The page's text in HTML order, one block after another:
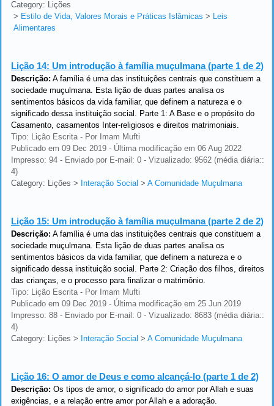
Category: Lições
> Estilo de Vida, Valores Morais e Práticas Islâmicas > Leis
Alimentares
Lição 14: Um introdução à família muçulmana (parte 1 de 2)
Descrição: A família é uma das instituições centrais que constituem a
sociedade muçulmana. Esta lição de duas partes analisa os
sentimentos básicos da vida familiar, que definem a natureza e o
significado dessa instituição social. Parte 1: A Base e o propósito do
Casamento, casamentos Inter-religiosos e direitos matrimoniais.
Tipo: Lição Escrita - Por Imam Mufti
Publicado em 09 Dec 2019 - Última modificação em 06 Aug 2022
Impresso: 94 - Enviado por E-mail: 0 - Vizualizado: 9562 (média diária::
4)
Category: Lições > Interação Social > A Comunidade Muçulmana
Lição 15: Um introdução à família muçulmana (parte 2 de 2)
Descrição: A família é uma das instituições centrais que constituem a
sociedade muçulmana. Esta lição de duas partes analisa os
sentimentos básicos da vida familiar, que definem a natureza e o
significado dessa instituição social. Parte 2: Criação dos filhos, direitos
das crianças, e o processo para finalizar o matrimônio.
Tipo: Lição Escrita - Por Imam Mufti
Publicado em 09 Dec 2019 - Última modificação em 25 Jun 2019
Impresso: 88 - Enviado por E-mail: 0 - Vizualizado: 8683 (média diária::
4)
Category: Lições > Interação Social > A Comunidade Muçulmana
Lição 16: O amor de Deus e como alcançá-lo (parte 1 de 2)
Descrição: Os tipos de amor, o significado do amor por Allah e suas
exigências, e a relação entre amor por Allah e a adoração.